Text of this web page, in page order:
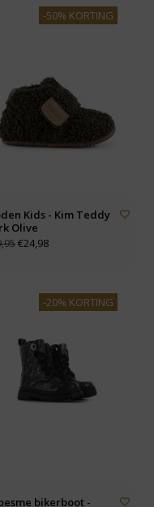
-50% KORTING
Kids - Kim Teddy
Olive
€24,98
-20% KORTING
bikerboot -